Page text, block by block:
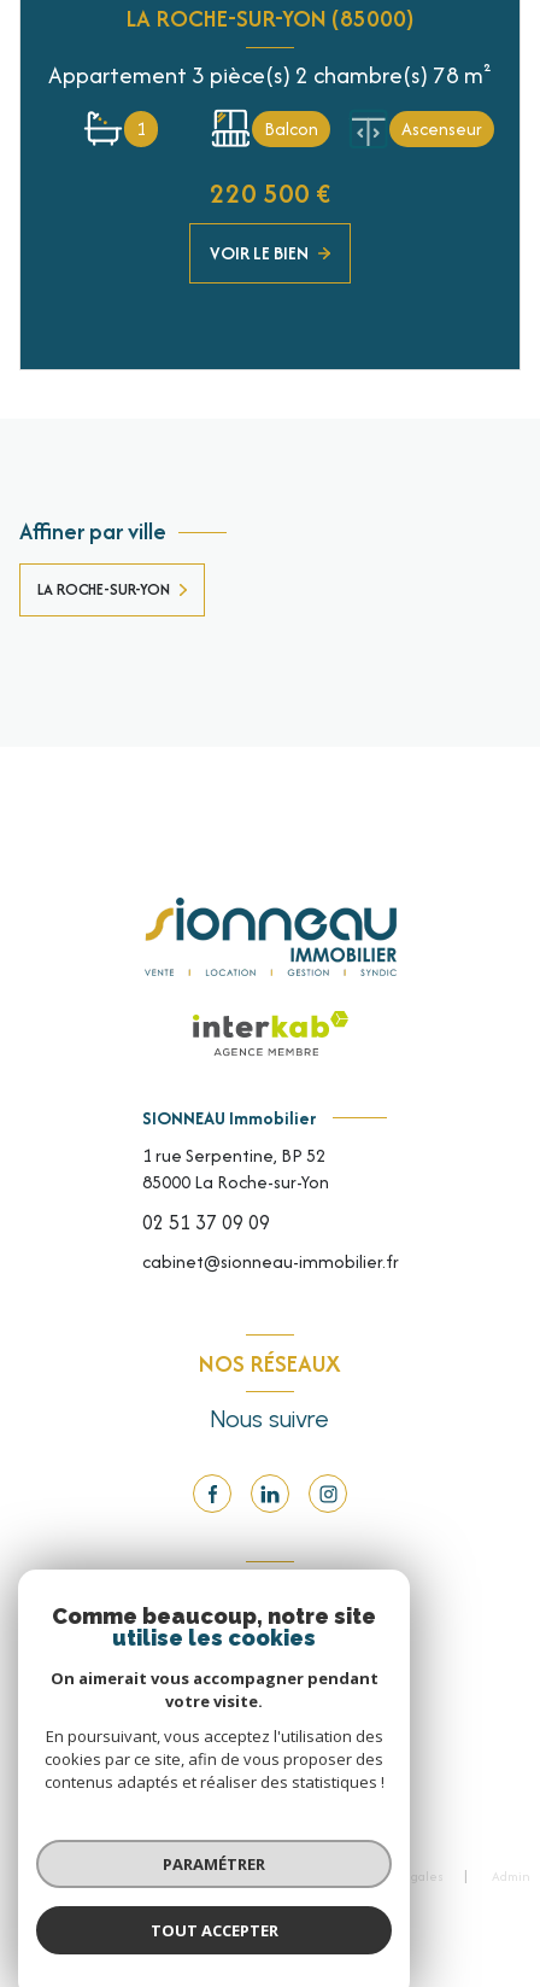
LA ROCHE-SUR-YON (85000)
Appartement 3 pièce(s) 2 chambre(s) 78 m²
1 Balcon Ascenseur
220 500 €
VOIR LE BIEN
Affiner par ville
LA ROCHE-SUR-YON
SIONNEAU Immobilier
1 rue Serpentine, BP 52
85000La Roche-sur-Yon
02 51 37 09 09
cabinet@sionneau-immobilier.fr
NOS RÉSEAUX
Nous suivre
Nous adhérons
© 2026 | Tous droits réservés
Nos partenaires Mentions légales
Admin
Comme beaucoup, notre site
utilise les cookies
On aimerait vous accompagner pendant
votre visite.
En poursuivant, vous acceptez l'utilisation des
cookies par ce site, afin de vous proposer des
contenus adaptés et réaliser des statistiques !
PARAMÉTRER
TOUT ACCEPTER